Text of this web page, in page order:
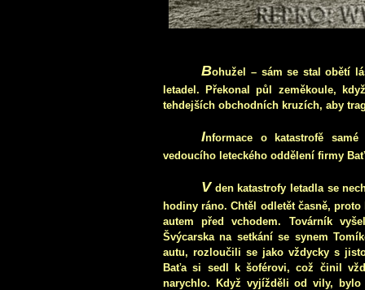
Bohužel – sám se stal obětí
letadel. Překonal půl zeměkoule,
tehdejších obchodních kruzích, aby
Informace o katastrofě
vedoucího leteckého oddělení firmy
V den katastrofy letadla se
hodiny ráno. Chtěl odletět časně,
autem před vchodem. Továrník
Švýcarska na setkání se synem
autu, rozloučili se jako vždycky s
Baťa si sedl k šoférovi, což činil
narychlo. Když vyjížděli od vily,